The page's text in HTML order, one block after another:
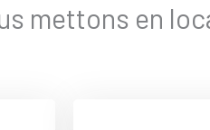
mettons en